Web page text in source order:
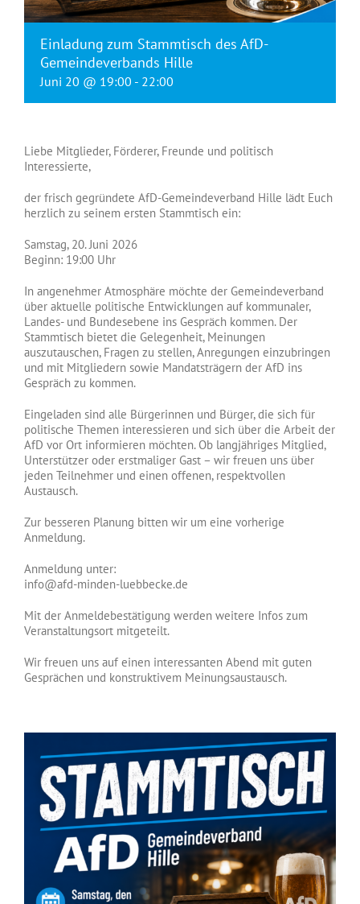
Einladung zum Stammtisch des AfD-
Gemeindeverbands Hille
Juni 20 @ 19:00 - 22:00
Liebe Mitglieder, Förderer, Freunde und politisch
Interessierte,
der frisch gegründete AfD-Gemeindeverband Hille lädt Euch
herzlich zu seinem ersten Stammtisch ein:
Samstag, 20. Juni 2026
Beginn: 19:00 Uhr
In angenehmer Atmosphäre möchte der Gemeindeverband
über aktuelle politische Entwicklungen auf kommunaler,
Landes- und Bundesebene ins Gespräch kommen. Der
Stammtisch bietet die Gelegenheit, Meinungen
auszutauschen, Fragen zu stellen, Anregungen einzubringen
und mit Mitgliedern sowie Mandatsträgern der AfD ins
Gespräch zu kommen.
Eingeladen sind alle Bürgerinnen und Bürger, die sich für
politische Themen interessieren und sich über die Arbeit der
AfD vor Ort informieren möchten. Ob langjähriges Mitglied,
Unterstützer oder erstmaliger Gast – wir freuen uns über
jeden Teilnehmer und einen offenen, respektvollen
Austausch.
Zur besseren Planung bitten wir um eine vorherige
Anmeldung.
Anmeldung unter:
info@afd-minden-luebbecke.de
Mit der Anmeldebestätigung werden weitere Infos zum
Veranstaltungsort mitgeteilt.
Wir freuen uns auf einen interessanten Abend mit guten
Gesprächen und konstruktivem Meinungsaustausch.